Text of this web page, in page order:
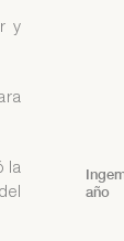
y
la
año